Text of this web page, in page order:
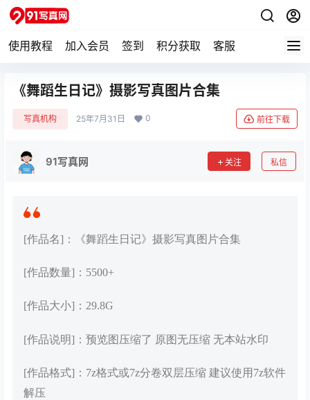
使用教程 加入会员 签到 积分获取 客服
《舞蹈生日记》摄影写真图片合集
写真机构 25年7月31日 0 前往下载
91写真网 关注 私信
[作品名]：《舞蹈生日记》摄影写真图片合集
[作品数量]：5500+
[作品大小]：29.8G
[作品说明]：预览图压缩了 原图无压缩 无本站水印
[作品格式]：7z格式或7z分卷双层压缩 建议使用7z软件
解压